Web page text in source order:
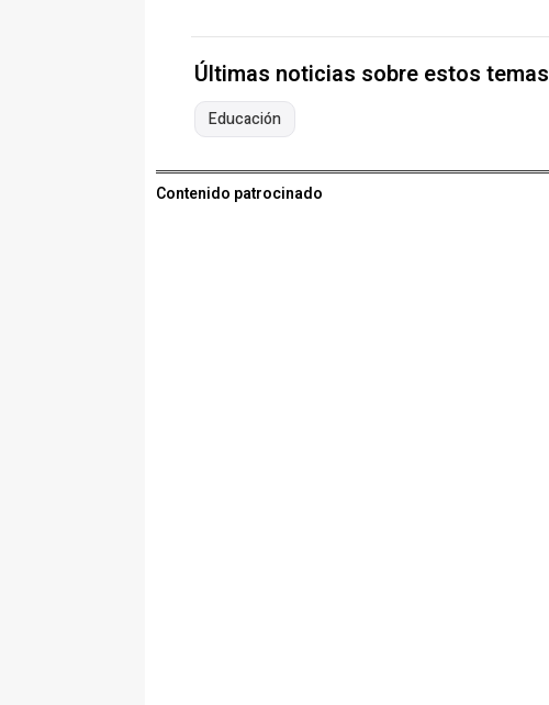
Últimas noticias sobre estos temas
Educación
Contenido patrocinado